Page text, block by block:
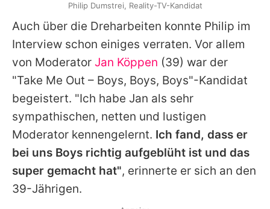
Auch über die Dreharbeiten konnte Philip im
Interview schon einiges verraten. Vor allem
von Moderator Jan Köppen (39) war der
"Take Me Out – Boys, Boys, Boys"-Kandidat
begeistert. "Ich habe Jan als sehr
sympathischen, netten und lustigen
Moderator kennengelernt. Ich fand, dass er
bei uns Boys richtig aufgeblüht ist und das
super gemacht hat", erinnerte er sich an den
39-Jährigen.
Philip Dumstrei, Reality-TV-Kandidat